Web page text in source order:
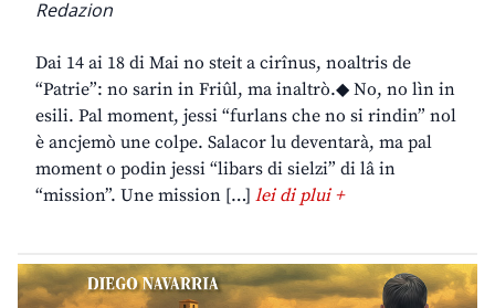
Redazion
Dai 14 ai 18 di Mai no steit a cirînus, noaltris de
“Patrie”: no sarin in Friûl, ma inaltrò.◆ No, no lìn in
esili. Pal moment, jessi “furlans che no si rindin” nol
è ancjemò une colpe. Salacor lu deventarà, ma pal
moment o podin jessi “libars di sielzi” di lâ in
“mission”. Une mission […] lei di plui +